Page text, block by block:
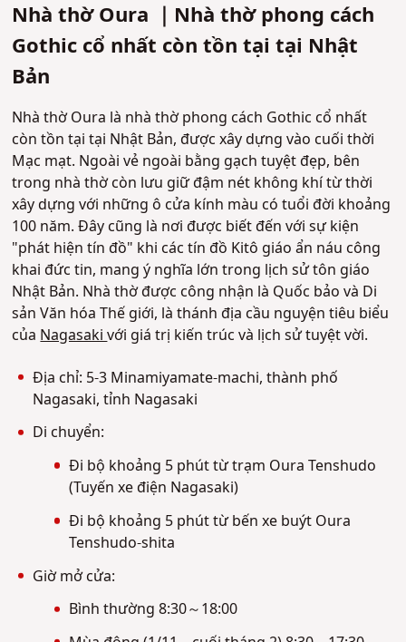
Nhà thờ Oura ｜Nhà thờ phong cách
Gothic cổ nhất còn tồn tại tại Nhật
Bản
Nhà thờ Oura là nhà thờ phong cách Gothic cổ nhất
còn tồn tại tại Nhật Bản, được xây dựng vào cuối thời
Mạc mạt. Ngoài vẻ ngoài bằng gạch tuyệt đẹp, bên
trong nhà thờ còn lưu giữ đậm nét không khí từ thời
xây dựng với những ô cửa kính màu có tuổi đời khoảng
100 năm. Đây cũng là nơi được biết đến với sự kiện
"phát hiện tín đồ" khi các tín đồ Kitô giáo ẩn náu công
khai đức tin, mang ý nghĩa lớn trong lịch sử tôn giáo
Nhật Bản. Nhà thờ được công nhận là Quốc bảo và Di
sản Văn hóa Thế giới, là thánh địa cầu nguyện tiêu biểu
củaNagasakivới giá trị kiến trúc và lịch sử tuyệt vời.
Địa chỉ: 5-3 Minamiyamate-machi, thành phố
Nagasaki, tỉnh Nagasaki
Di chuyển:
Đi bộ khoảng 5 phút từ trạm Oura Tenshudo
(Tuyến xe điện Nagasaki)
Đi bộ khoảng 5 phút từ bến xe buýt Oura
Tenshudo-shita
Giờ mở cửa:
Bình thường 8:30～18:00